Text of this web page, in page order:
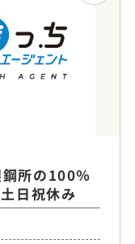
所の100％
日祝休み